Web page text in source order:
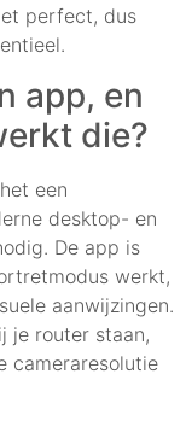
perfect, dus
app, en
die?
een
desktop- en
De app is
werkt,
aanwijzingen.
je router staan,
cameraresolutie